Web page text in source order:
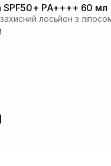
SPF50+ PA++++ 60 мл